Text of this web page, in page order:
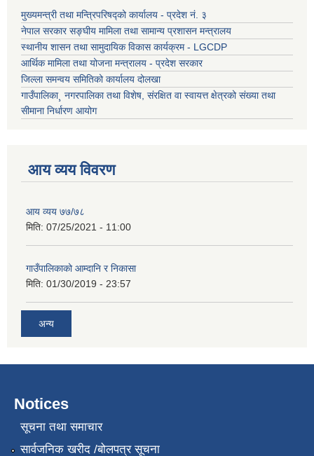
मुख्यमन्त्री तथा मन्त्रिपरिषद्को कार्यालय - प्रदेश नं. ३
नेपाल सरकार सङ्घीय मामिला तथा सामान्य प्रशासन मन्त्रालय
स्थानीय शासन तथा सामुदायिक विकास कार्यक्रम - LGCDP
आर्थिक मामिला तथा योजना मन्त्रालय - प्रदेश सरकार
जिल्ला समन्वय समितिको कार्यालय दोलखा
गाउँपालिका¸ नगरपालिका तथा विशेष, संरक्षित वा स्वायत्त क्षेत्रको संख्या तथा
सीमाना निर्धारण आयोग
आय व्यय विवरण
आय व्यय ७७/७८
मिति: 07/25/2021 - 11:00
गाउँपालिकाको आम्दानि र निकासा
मिति: 01/30/2019 - 23:57
अन्य
Notices
सूचना तथा समाचार
सार्वजनिक खरीद /बोलपत्र सूचना